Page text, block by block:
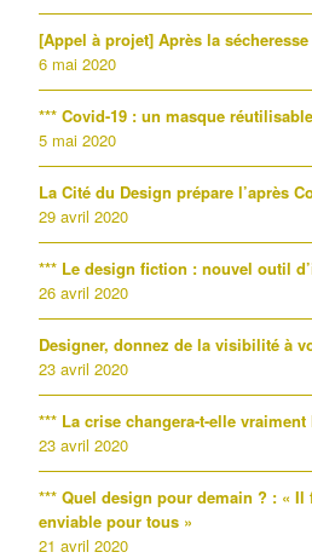
[Appel à projet] Après la
6 mai 2020
*** Covid-19 : un masque
5 mai 2020
La Cité du Design prépare l’après
29 avril 2020
*** Le design fiction : nouvel outil
26 avril 2020
Designer, donnez de la visibilité à
23 avril 2020
*** La crise changera-t-elle
23 avril 2020
*** Quel design pour demain ? : «
enviable pour tous »
21 avril 2020